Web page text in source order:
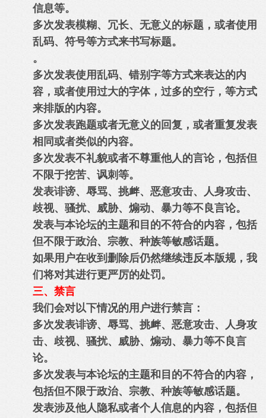
信息等。
多次发表模糊、冗长、无意义的标题，或者使用
乱码、符号等方式来书写标题。
。
多次发表使用乱码、错别字等方式来表达的内
容，或者使用过大的字体，过多的空行，等方式
来排版的内容。
多次发表跑题或者无意义的回复，或者重复发表
相同或者类似的内容。
多次发表不礼貌或者不尊重他人的言论，包括但
不限于挖苦、讽刺等。
发表诽谤、辱骂、挑衅、恶意攻击、人身攻击、
歧视、骚扰、威胁、煽动、暴力等不良言论。
发表与本论坛的主题和目的不符合的内容，包括
但不限于政治、宗教、种族等敏感话题。
如果用户在收到删除后仍然继续违反本版规，我
们将对其进行更严厉的处罚。
三、禁言
我们会对以下情况的用户进行禁言：
多次发表诽谤、辱骂、挑衅、恶意攻击、人身攻
击、歧视、骚扰、威胁、煽动、暴力等不良言
论。
多次发表与本论坛的主题和目的不符合的内容，
包括但不限于政治、宗教、种族等敏感话题。
发表涉及他人隐私或者个人信息的内容，包括但